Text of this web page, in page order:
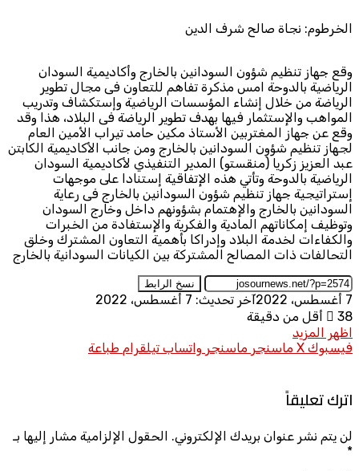
الخرطوم: نجاة صالح شرف الدين
وقع جهاز تنظيم شؤون السودانين بالخارج وأكاديمية السودان
الرياضية بالدوحة امس مذكرة تفاهم للتعاون فى مجال تطوير
الرياضة من خلال إنشاء المؤسسات الرياضية وإستكشاف وتدريب
المواهب والإستثمار فيها بهدف تطوير الرياضة فى البلاد، هذا وقد
وقع عن جهاز المغتربين الأستاذ مكين حامد تيراب الأمين العام
لجهاز تنظيم شؤون السودانين بالخارج ومن جانب الأكاديمية الكابتن
عبد العزيز زكريا (منقستو) المدير التنفيذي لأكاديمية السودان
الرياضية بالدوحة وتأتي هذه الإتفاقية إستنادا على موجهات
إستراتيجية جهاز تنظيم شؤون السودانين بالخارج فى رعاية
السودانين بالخارج والإهتمام بشؤونهم داخل وخارج السودان
وتوظيف إمكاناتهم المادية والفكرية والإستفادة من الخبرات
والكفاءات لخدمة البلاد وإدراكا بأهمية التعاون المشترك وخلق
التحالفات ذات المصالح المشتركة بين الكيانات السودانية بالخارج
نسخ الرابط
7 أغسطس، 2022
آخر تحديث: 7 أغسطس، 2022
38
أقل من دقيقة
اظهر المزيد
فيسبوك X ماسنجر ماسنجر واتساب تيلقرام طباعة
اترك تعليقاً
لن يتم نشر عنوان بريدك الإلكتروني.
الحقول الإلزامية مشار إليها بـ
*